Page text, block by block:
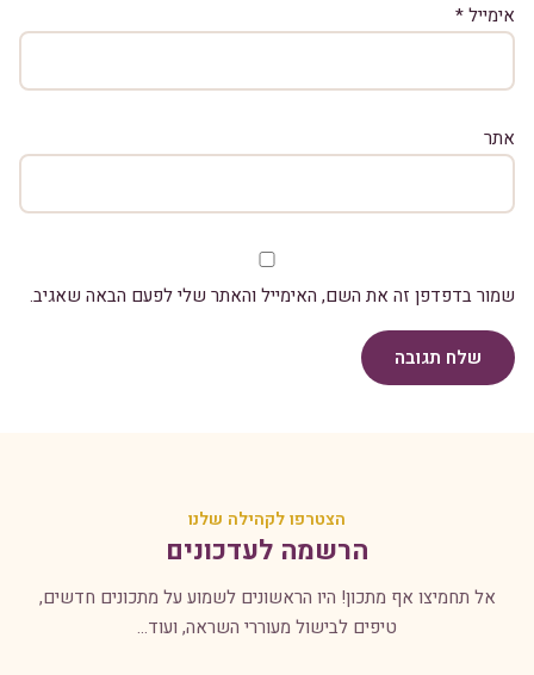
אימייל*
אתר
שמור בדפדפן זה את השם, האימייל והאתר שלי לפעם הבאה שאגיב.
שלח תגובה
הצטרפו לקהילה שלנו
הרשמה לעדכונים
אל תחמיצו אף מתכון! היו הראשונים לשמוע על מתכונים חדשים,
טיפים לבישול מעוררי השראה, ועוד...